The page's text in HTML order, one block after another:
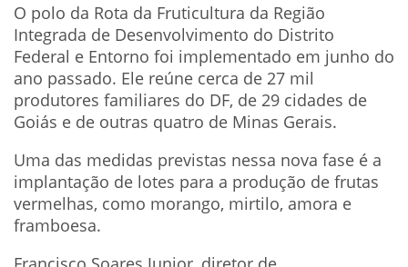
O polo da Rota da Fruticultura da Região
Integrada de Desenvolvimento do Distrito
Federal e Entorno foi implementado em junho do
ano passado. Ele reúne cerca de 27 mil
produtores familiares do DF, de 29 cidades de
Goiás e de outras quatro de Minas Gerais.
Uma das medidas previstas nessa nova fase é a
implantação de lotes para a produção de frutas
vermelhas, como morango, mirtilo, amora e
framboesa.